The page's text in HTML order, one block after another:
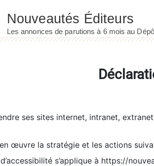
ses sites internet, intranet,
œuvre la stratégie et les actions
s’applique à https://